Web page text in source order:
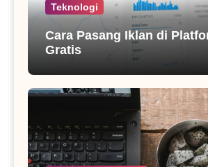
Teknologi
Cara Pasang Iklan di
Gratis